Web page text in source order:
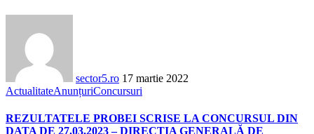
sector5.ro 17 martie 2022
ActualitateAnunțuriConcursuri
REZULTATELE PROBEI SCRISE LA CONCURSUL DIN
DATA DE 27.03.2023 – DIRECȚIA GENERALĂ DE